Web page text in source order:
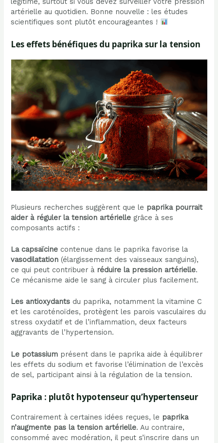
artérielle au quotidien. Bonne nouvelle : les études
scientifiques sont plutôt encourageantes !
Les effets bénéfiques du paprika sur la tension
Plusieurs recherches suggèrent que le paprika pourrait
aider à réguler la tension artérielle grâce à ses
composants actifs :
La capsaïcine contenue dans le paprika favorise la
vasodilatation (élargissement des vaisseaux sanguins),
ce qui peut contribuer à réduire la pression artérielle.
Ce mécanisme aide le sang à circuler plus facilement.
Les antioxydants du paprika, notamment la vitamine C
et les caroténoïdes, protègent les parois vasculaires du
stress oxydatif et de l’inflammation, deux facteurs
aggravants de l’hypertension.
Le potassium présent dans le paprika aide à équilibrer
les effets du sodium et favorise l’élimination de l’excès
de sel, participant ainsi à la régulation de la tension.
Paprika : plutôt hypotenseur qu’hypertenseur
Contrairement à certaines idées reçues, le paprika
n’augmente pas la tension artérielle. Au contraire,
consommé avec modération, il peut s’inscrire dans un